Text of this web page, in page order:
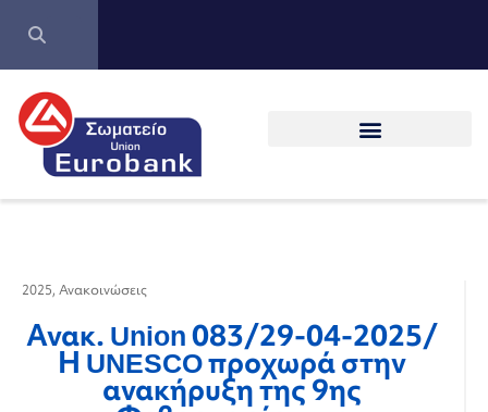
2025, Ανακοινώσεις
Ανακ. Union 083/29-04-2025/
Η UNESCO προχωρά στην
ανακήρυξη της 9ης